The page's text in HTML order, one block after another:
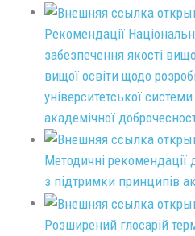
Рекомендації
забезпечення якості
вищої освіти щодо
університетської
академічної
Методичні рекомендації
з підтримки принципів
Розширений глосарій